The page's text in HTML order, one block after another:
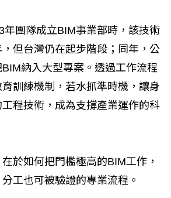
年團隊成立BIM事業部時，該技術
但台灣仍在起步階段；同年，公
納入大型專案。透過工作流程
訓練機制，若水抓準時機，讓身
程技術，成為支撐產業運作的科
於如何把門檻極高的BIM工作，
工也可被驗證的專業流程。